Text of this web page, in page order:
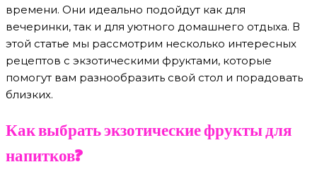
времени. Они идеально подойдут как для
вечеринки, так и для уютного домашнего отдыха. В
этой статье мы рассмотрим несколько интересных
рецептов с экзотическими фруктами, которые
помогут вам разнообразить свой стол и порадовать
близких.
Как выбрать экзотические фрукты для
напитков?